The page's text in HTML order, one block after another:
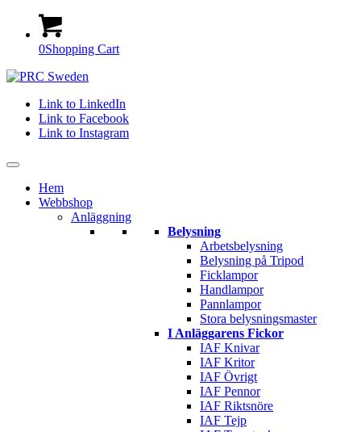
0Shopping Cart
Link to LinkedIn
Link to Facebook
Link to Instagram
Hem
Webbshop
Anläggning
Belysning
Arbetsbelysning
Belysning på Tripod
Ficklampor
Handlampor
Pannlampor
Stora belysningsmaster
I Anläggarens Fickor
IAF Knivar
IAF Kritor
IAF Övrigt
IAF Pennor
IAF Riktsnöre
IAF Tejp